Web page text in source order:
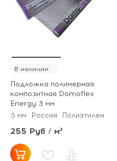
В наличии
Подложка полимерная
композитная Domoflex
Energy 3 мм
3 мм
Россия Полиэтилен
255 Руб / м²